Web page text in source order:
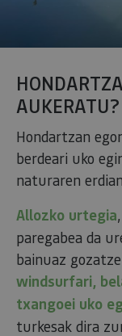
AUKERATU?
Hondartzan
berdeari uko
naturaren
Allozko urtegia
paregabea da
bainuaz
windsurfari,
txangoei uko
turkesak dira